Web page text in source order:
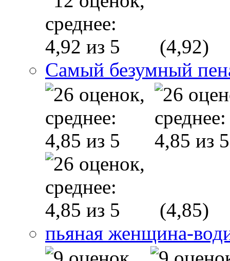
(4,92)
Cамый безумный
(4,85)
пьяная женщина-